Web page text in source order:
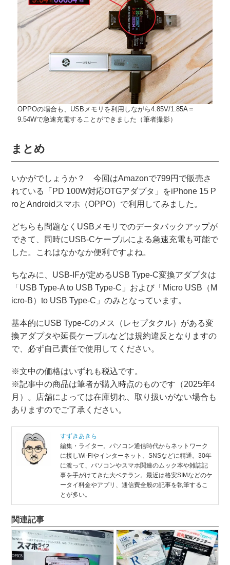
OPPOの場合も、USBメモリを利用しながら4.85V/1.85A＝
9.54Wで急速充電することができました（筆者撮影）
まとめ
いかがでしょうか？ 今回はAmazonで799円で販売さ
れている「PD 100W対応OTGアダプタ」をiPhone 15 P
roとAndroidスマホ（OPPO）で利用してみました。
どちらも問題なくUSBメモリでのデータバックアップが
できて、同時にUSB-Cケーブルによる急速充電も可能で
した。これはなかなか便利ですよね。
ちなみに、USB-IFが定めるUSB Type-C変換アダプタは
「USB Type-A to USB Type-C」および「Micro USB（M
icro-B）to USB Type-C」のみとなっています。
基本的にUSB Type-Cのメス（レセプタクル）がある変
換アダプタや延長ケーブルなどは規約違反となりますの
で、必ず自己責任で使用してください。
※文中の価格はいずれも税込です。
※記事中の商品は筆者が購入時点のものです（2025年4
月）。店舗によっては在庫切れ、取り扱いがない場合も
ありますのでご了承ください。
すずきあきら
編集・ライター。パソコン通信時代からネットワーク
に接しWi-Fiやインターネット、SNSなどに精通。30年
に渡って、パソコンやスマホ関連のムック本や雑誌記
事を手がけてきた大ベテラン。最近は格安SIMなどのケ
ータイ料金やアプリ、通信費全般の記事を執筆するこ
とが多い。
関連記事